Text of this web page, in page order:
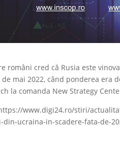
români cred că Rusia este
mai 2022, când ponderea era
la comanda New Strategy
www.digi24.ro/stiri/
ucraina-in-scadere-fata-de-